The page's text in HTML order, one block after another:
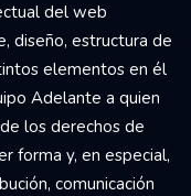
del web
diseño, estructura de
elementos en él
Adelante a quien
los derechos de
forma y, en especial,
comunicación